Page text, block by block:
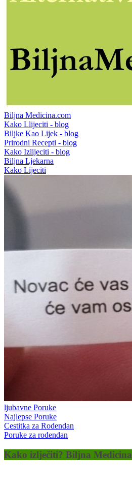
Biljna Medicina.com
Kako Llijeciti - blog
Biljke Kao Lijek - blog
Prirodni Recepti - blog
Kako Izlijeciti - blog
Biljna Ljekarna
Kako Lijeciti
ljubavne Poruke
Najlepse Poruke
Cestitka za Rodendan
Poruke za rodendan
Kako izlječiti? Biljna Medicina